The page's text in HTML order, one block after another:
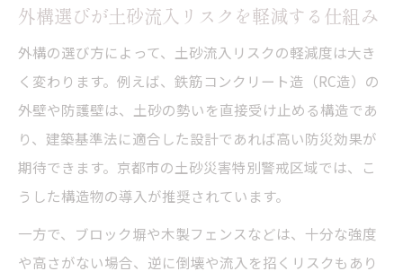
例
補助金対象となる外構リフォームの注意点
外構リフォームと自治体の支援制度の関係
急傾斜地における効果的な外構の備え方
外構で急傾斜地の土砂災害に備える実践例
外構選びが土砂流入リスクを軽減する仕組み
外構の選び方によって、土砂流入リスクの軽減度は大き
く変わります。例えば、鉄筋コンクリート造（RC造）の
外壁や防護壁は、土砂の勢いを直接受け止める構造であ
り、建築基準法に適合した設計であれば高い防災効果が
期待できます。京都市の土砂災害特別警戒区域では、こ
うした構造物の導入が推奨されています。
一方で、ブロック塀や木製フェンスなどは、十分な強度
や高さがない場合、逆に倒壊や流入を招くリスクもあり